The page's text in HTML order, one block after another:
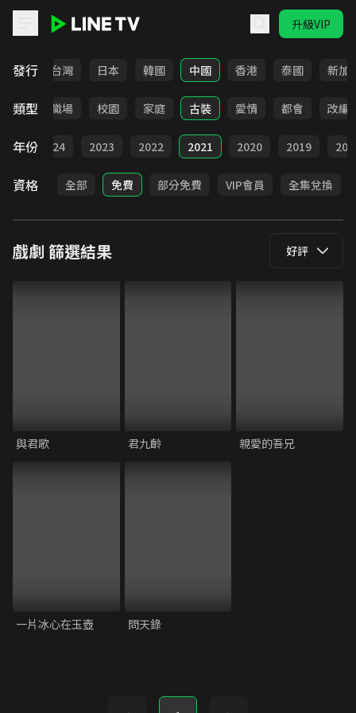
升級VIP
發行
全部 台灣 日本 韓國 中國 香港 泰國 新加
類型
全部 職場 校園 家庭 古裝 愛情 都會 改編
年份 2024 2023 2022 2021 2020 2019
資格 全部 免費 部分免費 VIP會員 全集兌換
戲劇 篩選結果 好評
與君歌 君九齡 親愛的吾兄
一片冰心在玉壺 問天錄